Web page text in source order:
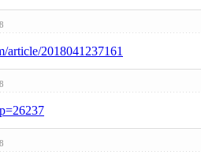
article/2018041237161